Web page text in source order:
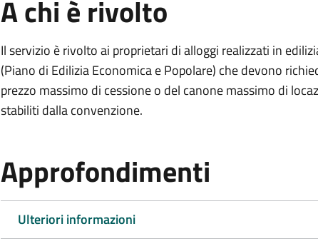
A chi è rivolto
Il servizio è rivolto ai proprietari di alloggi realizzati in
(Piano di Edilizia Economica e Popolare) che devono
prezzo massimo di cessione o del canone massimo di
stabiliti dalla convenzione.
Approfondimenti
Ulteriori informazioni